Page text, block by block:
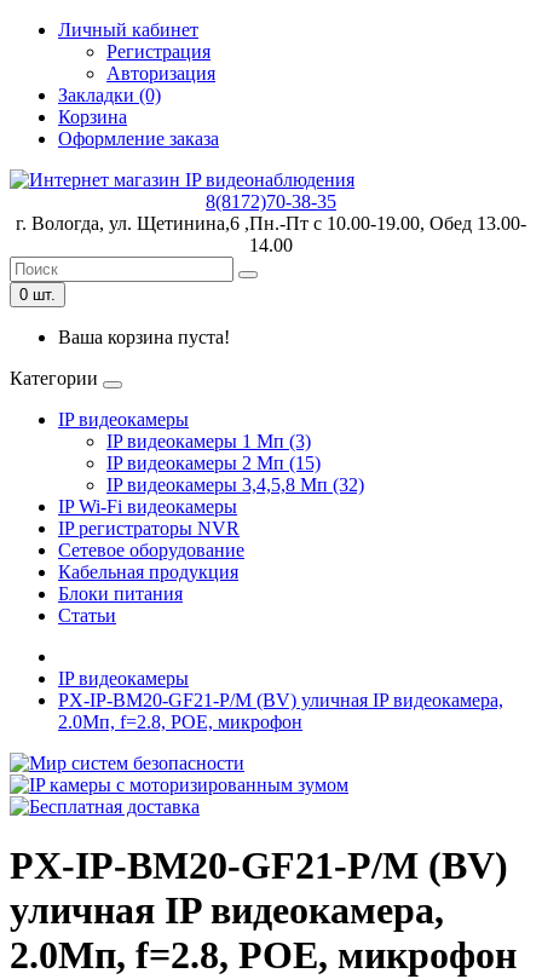
Личный кабинет
Регистрация
Авторизация
Закладки (0)
Корзина
Оформление заказа
8(8172)70-38-35
г. Вологда, ул. Щетинина,6 ,Пн.-Пт с 10.00-19.00, Обед 13.00-
14.00
0 шт.
Ваша корзина пуста!
Категории
IP видеокамеры
IP видеокамеры 1 Мп (3)
IP видеокамеры 2 Мп (15)
IP видеокамеры 3,4,5,8 Мп (32)
IP Wi-Fi видеокамеры
IP регистраторы NVR
Сетевое оборудование
Кабельная продукция
Блоки питания
Статьи
IP видеокамеры
PX-IP-BM20-GF21-P/M (BV) уличная IP видеокамера,
2.0Мп, f=2.8, POE, микрофон
PX-IP-BM20-GF21-P/M (BV)
уличная IP видеокамера,
2.0Мп, f=2.8, POE, микрофон